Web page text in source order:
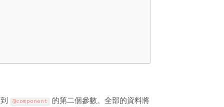
@component 的第二個參數。全部的資料將